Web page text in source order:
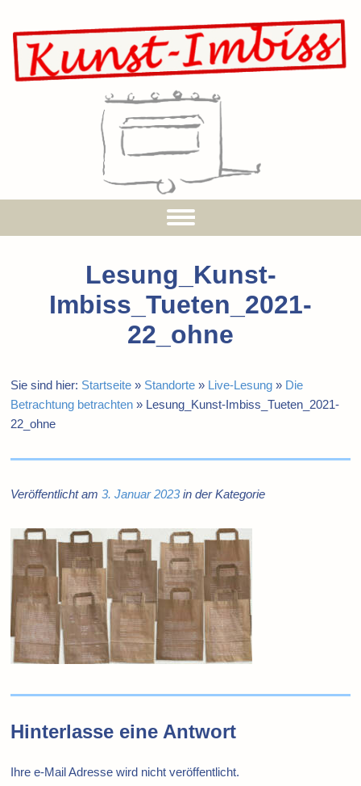
Lesung_Kunst-
Imbiss_Tueten_2021-
22_ohne
Sie sind hier: Startseite » Standorte » Live-Lesung » Die
Betrachtung betrachten » Lesung_Kunst-Imbiss_Tueten_2021-
22_ohne
Veröffentlicht am3. Januar 2023in der Kategorie
Hinterlasse eine Antwort
Ihre e-Mail Adresse wird nicht veröffentlicht.